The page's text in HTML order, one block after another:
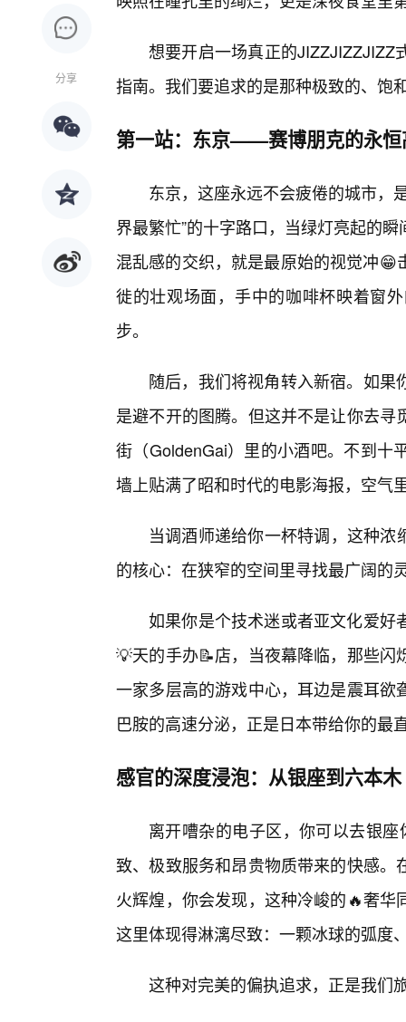
分享
想要开启一场真正的JIZZJIZZJIZZ
指南。我们要追求的是那种极致的、饱
第一站：东京——赛博朋克的永恒
东京，这座永远不会疲倦的城市，
界最繁忙”的十字路口，当绿灯亮起的
混乱感的交织，就是最原始的视觉冲
徙的壮观场面，手中的咖啡杯映着窗
步。
随后，我们将视角转入新宿。如
是避不开的图腾。但这并不是让你去
街（GoldenGai）里的小酒吧。不到十
墙上贴满了昭和时代的电影海报，空气
当调酒师递给你一杯特调，这种
的核心：在狭窄的空间里寻找最广阔的
如果你是个技术迷或者亚文化爱好
💡天的手办📝店，当夜幕降临，那些
一家多层高的游戏中心，耳边是震耳
巴胺的高速分泌，正是日本带给你的最
感官的深度浸泡：从银座到六本木
离开嘈杂的电子区，你可以去银座
致、极致服务和昂贵物质带来的快感
火辉煌，你会发现，这种冷峻的🔥奢
这里体现得淋漓尽致：一颗冰球的弧度
这种对完美的偏执追求，正是我们